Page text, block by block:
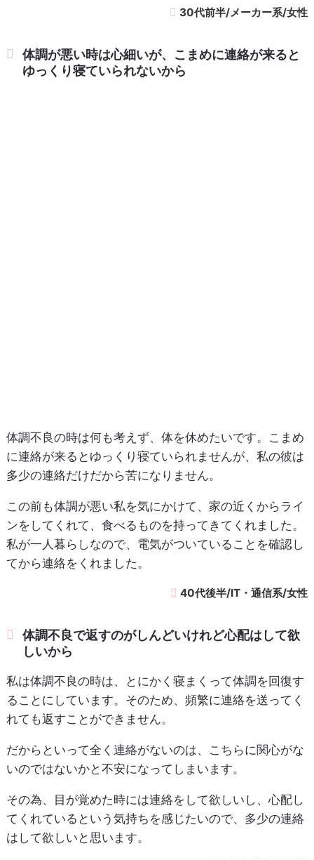
30代前半/メーカー系/女性
体調が悪い時は心細いが、こまめに連絡が来ると
ゆっくり寝ていられないから
体調不良の時は何も考えず、体を休めたいです。こまめ
に連絡が来るとゆっくり寝ていられませんが、私の彼は
多少の連絡だけだから苦になりません。
この前も体調が悪い私を気にかけて、家の近くからライ
ンをしてくれて、食べるものを持ってきてくれました。
私が一人暮らしなので、電気がついていることを確認し
てから連絡をくれました。
40代後半/IT・通信系/女性
体調不良で返すのがしんどいけれど心配はして欲
しいから
私は体調不良の時は、とにかく寝まくって体調を回復す
ることにしています。そのため、頻繁に連絡を送ってく
れても返すことができません。
だからといって全く連絡がないのは、こちらに関心がな
いのではないかと不安になってしまいます。
その為、目が覚めた時には連絡をして欲しいし、心配し
てくれているという気持ちを感じたいので、多少の連絡
はして欲しいと思います。